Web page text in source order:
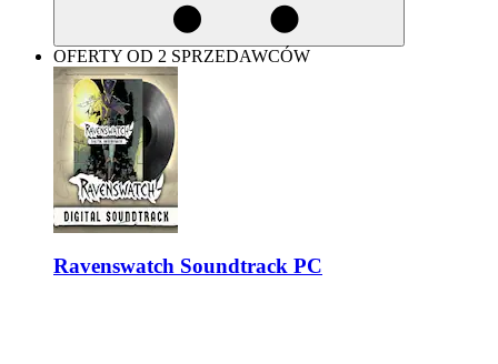
OFERTY OD 2 SPRZEDAWCÓW
Ravenswatch Soundtrack PC